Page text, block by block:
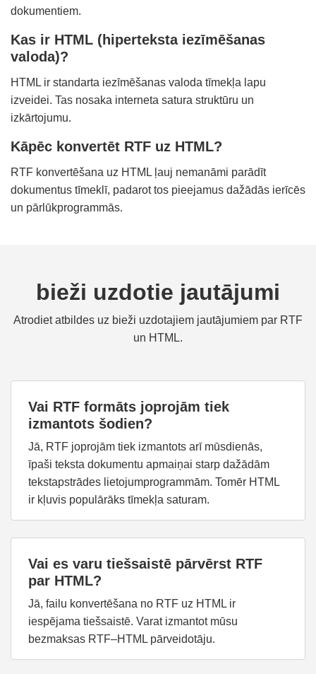
dokumentiem.
Kas ir HTML (hiperteksta iezīmēšanas
valoda)?
HTML ir standarta iezīmēšanas valoda tīmekļa lapu
izveidei. Tas nosaka interneta satura struktūru un
izkārtojumu.
Kāpēc konvertēt RTF uz HTML?
RTF konvertēšana uz HTML ļauj nemanāmi parādīt
dokumentus tīmeklī, padarot tos pieejamus dažādās ierīcēs
un pārlūkprogrammās.
bieži uzdotie jautājumi
Atrodiet atbildes uz bieži uzdotajiem jautājumiem par RTF
un HTML.
Vai RTF formāts joprojām tiek
izmantots šodien?
Jā, RTF joprojām tiek izmantots arī mūsdienās,
īpaši teksta dokumentu apmaiņai starp dažādām
tekstapstrādes lietojumprogrammām. Tomēr HTML
ir kļuvis populārāks tīmekļa saturam.
Vai es varu tiešsaistē pārvērst RTF
par HTML?
Jā, failu konvertēšana no RTF uz HTML ir
iespējama tiešsaistē. Varat izmantot mūsu
bezmaksas RTF–HTML pārveidotāju.